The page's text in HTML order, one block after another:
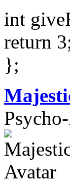
int
return
};